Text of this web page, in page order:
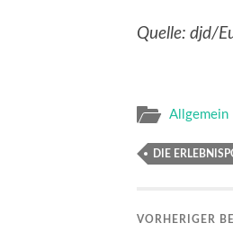
Quelle: djd/
Allgemein
DIE
VORHERIGER